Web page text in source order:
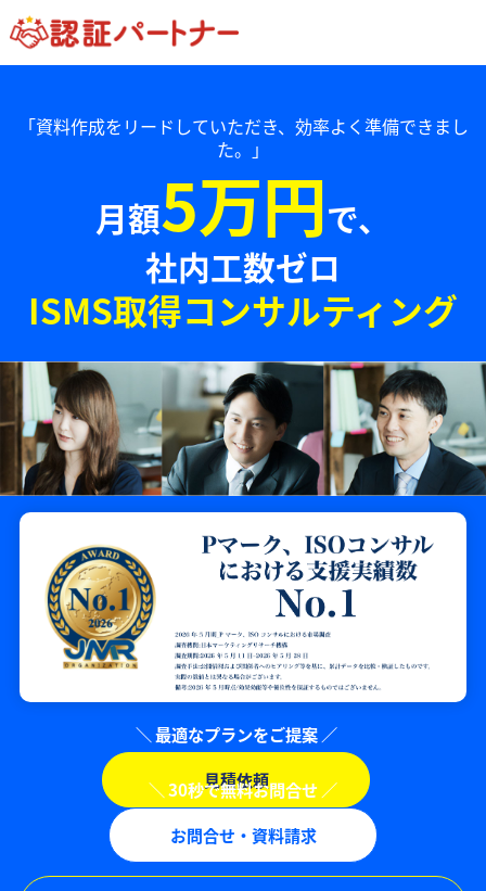
「資料作成をリードしていただき、効率よく準備できまし
た。」
月額5万円で、
社内工数ゼロ
ISMS取得コンサルティング
見積依頼
お問合せ・資料請求